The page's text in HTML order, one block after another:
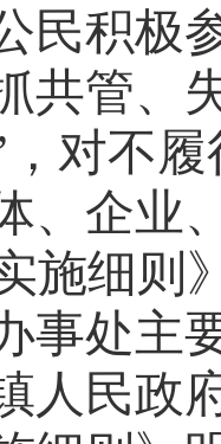
民积极
共管、
对不
、企业
施细则
事处主
人民政